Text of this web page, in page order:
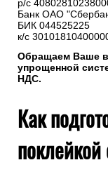
р/с
Банк ОАО
БИК 044525225
к/с
Обращаем Ваше
упрощенной
НДС.
Как
поклейкой